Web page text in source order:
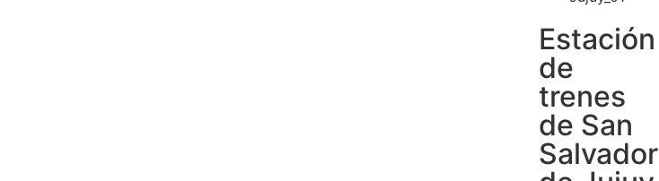
Estación
de
trenes
de San
Salvador